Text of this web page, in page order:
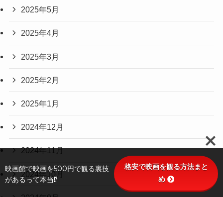
2025年5月
2025年4月
2025年3月
2025年2月
2025年1月
2024年12月
2024年11月
2024年10月
映画館で映画を500円で観る裏技
があるって本当⁉
格安で映画を観る方法まと
め